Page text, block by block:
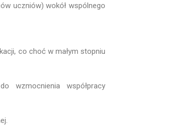
uczniów) wokół wspólnego
co choć w małym stopniu
wzmocnienia współpracy